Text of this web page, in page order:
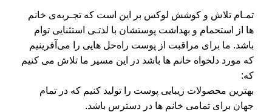
تمـام تلاش و کوشش لوکس بر این است که تجـربه‌ی خانم
ها از استحمام و بهداشت پوستشان با لذتـی استثنایی توام
باشد. ما برای مراقبت از پوست راه‌حل‌ هایی را می‌آفرینیم
که مورد دلخواه خانم ها باشد در این مسیر ما تلاش می کنیم
که:
بهترین محصولات زیبایی پوست را تولید کنیم که در تمام
جهان برای تمامی خانم ها در دسترس باشد.